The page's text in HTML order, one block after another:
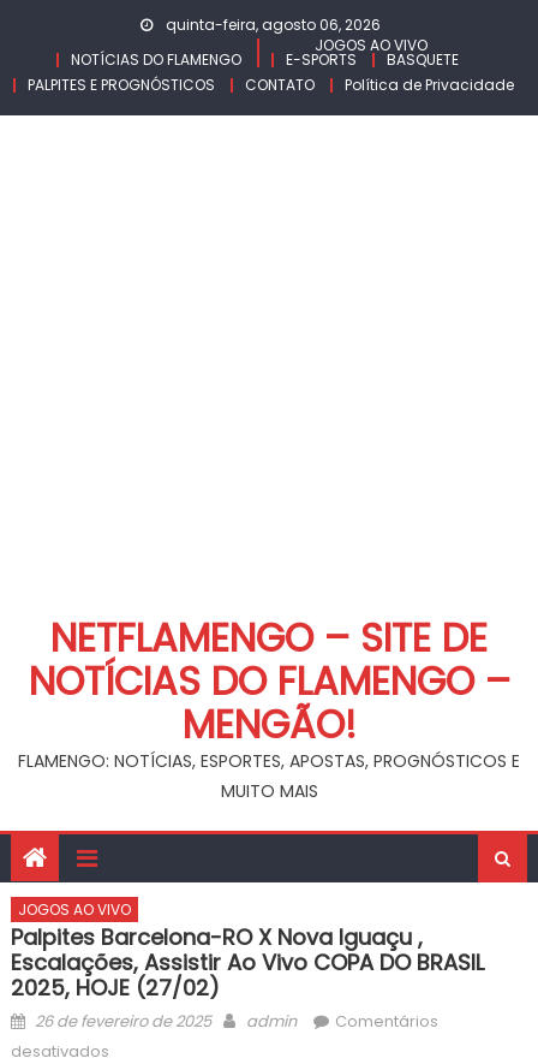
content
quinta-feira, agosto 06, 2026
NOTÍCIAS DO FLAMENGO
JOGOS AO VIVO
E-SPORTS
BASQUETE
PALPITES E PROGNÓSTICOS
CONTATO Política de Privacidade
NETFLAMENGO – SITE DE
NOTÍCIAS DO FLAMENGO –
MENGÃO!
FLAMENGO: NOTÍCIAS, ESPORTES, APOSTAS, PROGNÓSTICOS E
MUITO MAIS
JOGOS AO VIVO
Palpites Barcelona-RO X Nova Iguaçu ,
Escalações, Assistir Ao Vivo COPA DO BRASIL
2025, HOJE (27/02)
Posted
on
26 de fevereiro de 2025 Author
admin
Comentários
desativadosem